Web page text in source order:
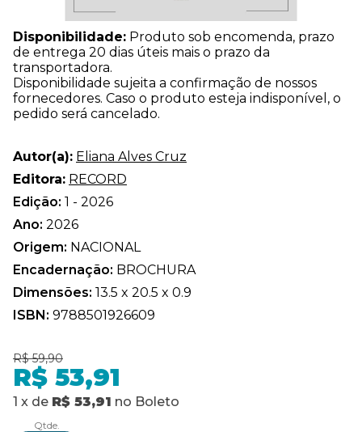
Disponibilidade: Produto sob encomenda, prazo
de entrega 20 dias úteis mais o prazo da
transportadora.
Disponibilidade sujeita a confirmação de nossos
fornecedores. Caso o produto esteja indisponível, o
pedido será cancelado.
Autor(a): Eliana Alves Cruz
Editora: RECORD
Edição: 1 - 2026
Ano: 2026
Origem: NACIONAL
Encadernação: BROCHURA
Dimensões: 13.5 x 20.5 x 0.9
ISBN: 9788501926609
R$ 59,90
R$ 53,91
1 x de R$ 53,91 no Boleto
Qtde.